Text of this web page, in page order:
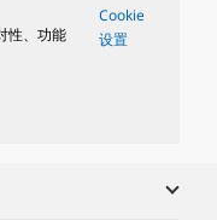
性、功能
Cookie
设置